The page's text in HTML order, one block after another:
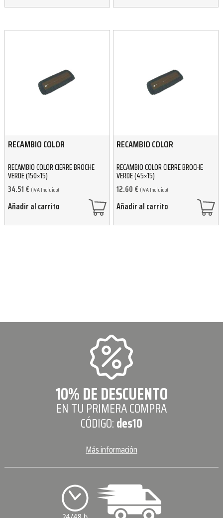
RECAMBIO COLOR
RECAMBIO COLOR CIERRE BROCHE
VERDE (150×15)
34.51 € (IVA Incluido)
Añadir al carrito
RECAMBIO COLOR
RECAMBIO COLOR CIERRE BROCHE
VERDE (45×15)
12.60 € (IVA Incluido)
Añadir al carrito
10% DE DESCUENTO
EN TU PRIMERA COMPRA
CÓDIGO:des10
Más información